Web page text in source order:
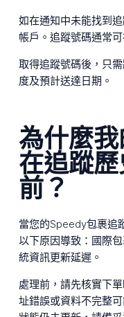
如在通知中未能找到
帳戶。追蹤號碼通常
取得追蹤號碼後，只
度及預計送達日期。
為什麼
在追蹤
前？
當您的Speedy包裹追
以下原因導致：國際
統資訊更新延遲。
處理前，請先核實下
址錯誤或資料不完整